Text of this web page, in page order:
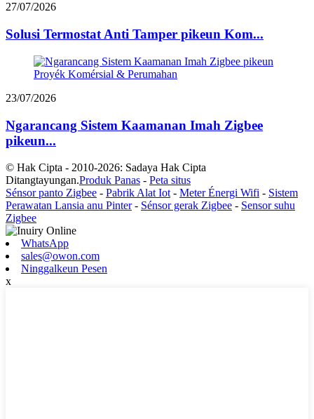
27/07/2026
Solusi Termostat Anti Tamper pikeun Kom...
23/07/2026
Ngarancang Sistem Kaamanan Imah Zigbee
pikeun...
© Hak Cipta - 2010-2026: Sadaya Hak Cipta
Ditangtayungan.Produk Panas - Peta situs
Sénsor panto Zigbee - Pabrik Alat Iot - Meter Énergi Wifi - Sistem
Perawatan Lansia anu Pinter- Sénsor gerak Zigbee - Sensor suhu
Zigbee
WhatsApp
sales@owon.com
Ninggalkeun Pesen
x